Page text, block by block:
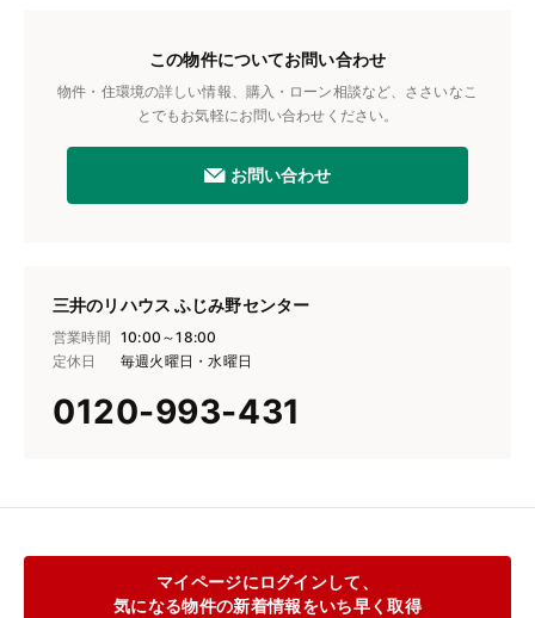
この物件についてお問い合わせ
物件・住環境の詳しい情報、購入・ローン相談など、ささいなこ
とでもお気軽にお問い合わせください。
お問い合わせ
三井のリハウス ふじみ野センター
営業時間 10:00～18:00
定休日
毎週火曜日・水曜日
0120-993-431
マイページにログインして、
気になる物件の新着情報をいち早く取得